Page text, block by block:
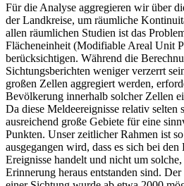
Für die Analyse aggregieren wir über
der Landkreise, um räumliche
allen räumlichen Studien ist das
Flächeneinheit (Modifiable Areal Unit
berücksichtigen. Während die
Sichtungsberichten weniger verzerrt
großen Zellen aggregiert werden,
Bevölkerung innerhalb solcher Zellen
Da diese Meldeereignisse relativ selten
ausreichend große Gebiete für eine
Punkten. Unser zeitlicher Rahmen ist
ausgegangen wird, dass es sich bei
Ereignisse handelt und nicht um
Erinnerung heraus entstanden sind.